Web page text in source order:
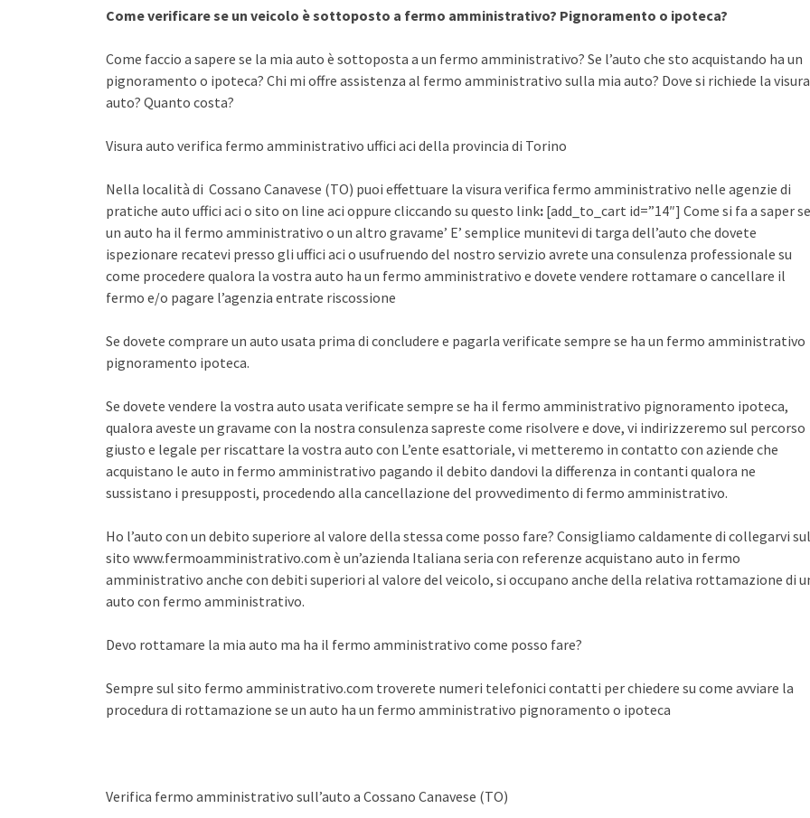
Come verificare se un veicolo è sottoposto a fermo amministrativo? Pignoramento o ipoteca?
Come faccio a sapere se la mia auto è sottoposta a un fermo amministrativo? Se l’auto che sto acquistando ha un
pignoramento o ipoteca? Chi mi offre assistenza al fermo amministrativo sulla mia auto? Dove si richiede la visura
auto? Quanto costa?
Visura auto verifica fermo amministrativo uffici aci della provincia di Torino
Nella località di Cossano Canavese (TO) puoi effettuare la visura verifica fermo amministrativo nelle agenzie di
pratiche auto uffici aci o sito on line aci oppure cliccando su questo link: [add_to_cart id=”14″] Come si fa a saper se
un auto ha il fermo amministrativo o un altro gravame’ E’ semplice munitevi di targa dell’auto che dovete
ispezionare recatevi presso gli uffici aci o usufruendo del nostro servizio avrete una consulenza professionale su
come procedere qualora la vostra auto ha un fermo amministrativo e dovete vendere rottamare o cancellare il
fermo e/o pagare l’agenzia entrate riscossione
Se dovete comprare un auto usata prima di concludere e pagarla verificate sempre se ha un fermo amministrativo
pignoramento ipoteca.
Se dovete vendere la vostra auto usata verificate sempre se ha il fermo amministrativo pignoramento ipoteca,
qualora aveste un gravame con la nostra consulenza sapreste come risolvere e dove, vi indirizzeremo sul percorso
giusto e legale per riscattare la vostra auto con L’ente esattoriale, vi metteremo in contatto con aziende che
acquistano le auto in fermo amministrativo pagando il debito dandovi la differenza in contanti qualora ne
sussistano i presupposti, procedendo alla cancellazione del provvedimento di fermo amministrativo.
Ho l’auto con un debito superiore al valore della stessa come posso fare? Consigliamo caldamente di collegarvi sul
sito www.fermoamministrativo.com è un’azienda Italiana seria con referenze acquistano auto in fermo
amministrativo anche con debiti superiori al valore del veicolo, si occupano anche della relativa rottamazione di
auto con fermo amministrativo.
Devo rottamare la mia auto ma ha il fermo amministrativo come posso fare?
Sempre sul sito fermo amministrativo.com troverete numeri telefonici contatti per chiedere su come avviare la
procedura di rottamazione se un auto ha un fermo amministrativo pignoramento o ipoteca
Verifica fermo amministrativo sull’auto a Cossano Canavese (TO)